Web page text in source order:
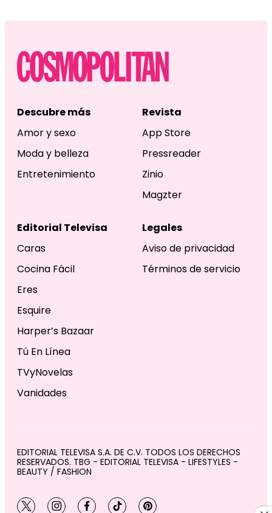
Descubre más
Amor y sexo
Moda y belleza
Entretenimiento
Revista
App Store
Pressreader
Zinio
Magzter
Editorial Televisa
Caras
Cocina Fácil
Eres
Esquire
Harper’s Bazaar
Tú En Línea
TVyNovelas
Vanidades
Legales
Aviso de privacidad
Términos de servicio
EDITORIAL TELEVISA S.A. DE C.V. TODOS LOS DERECHOS
RESERVADOS. TBG - EDITORIAL TELEVISA - LIFESTYLES -
BEAUTY / FASHION